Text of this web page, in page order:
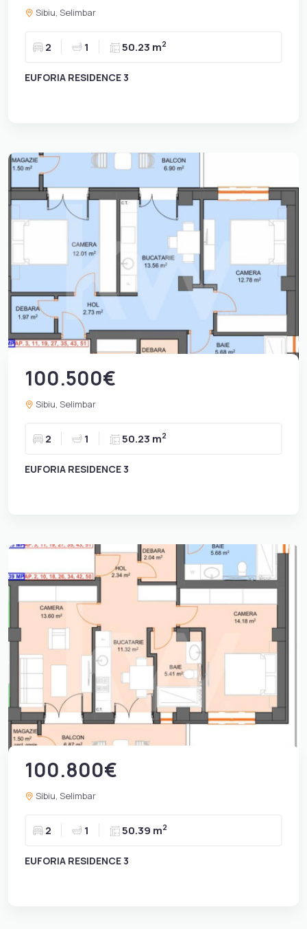
Sibiu, Selimbar
2 1 50.23 m2
EUFORIA RESIDENCE 3
100.500€
Sibiu, Selimbar
2 1 50.23 m2
EUFORIA RESIDENCE 3
100.800€
Sibiu, Selimbar
2 1 50.39 m2
EUFORIA RESIDENCE 3